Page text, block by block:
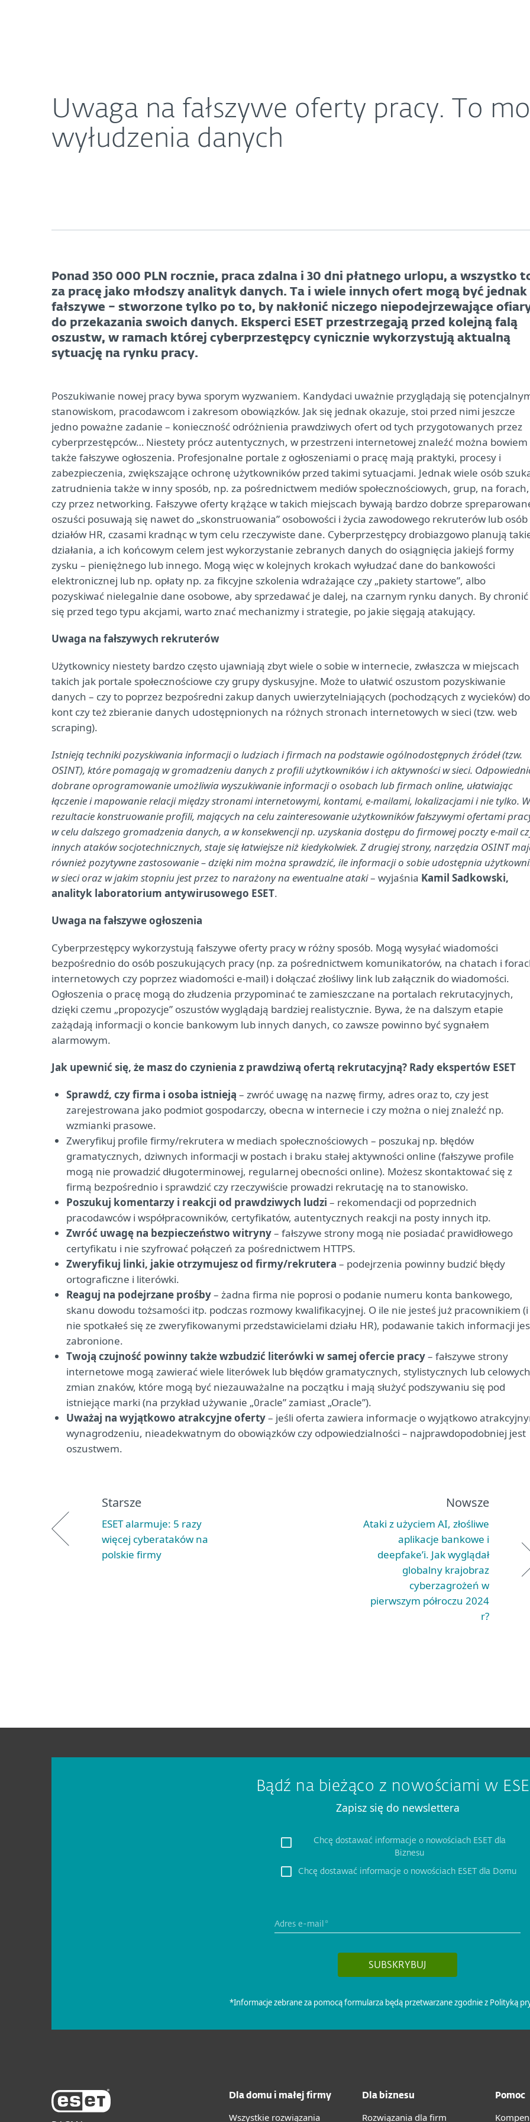
Uwaga na fałszywe oferty pracy. To
wyłudzenia danych
Ponad 350 000 PLN rocznie, praca zdalna i 30 dni płatnego urlopu, a wszystko
za pracę jako młodszy analityk danych. Ta i wiele innych ofert mogą być jednak
fałszywe – stworzone tylko po to, by nakłonić niczego niepodejrzewające
do przekazania swoich danych. Eksperci ESET przestrzegają przed kolejną falą
oszustw, w ramach której cyberprzestępcy cynicznie wykorzystują aktualną
sytuację na rynku pracy.
Poszukiwanie nowej pracy bywa sporym wyzwaniem. Kandydaci uważnie przyglądają się
stanowiskom, pracodawcom i zakresom obowiązków. Jak się jednak okazuje, stoi przed nimi jeszcze
jedno poważne zadanie – konieczność odróżnienia prawdziwych ofert od tych przygotowanych przez
cyberprzestępców… Niestety prócz autentycznych, w przestrzeni internetowej znaleźć można bowiem
także fałszywe ogłoszenia. Profesjonalne portale z ogłoszeniami o pracę mają praktyki, procesy i
zabezpieczenia, zwiększające ochronę użytkowników przed takimi sytuacjami. Jednak wiele osób
zatrudnienia także w inny sposób, np. za pośrednictwem mediów społecznościowych, grup, na forach,
czy przez networking. Fałszywe oferty krążące w takich miejscach bywają bardzo dobrze
oszuści posuwają się nawet do „skonstruowania” osobowości i życia zawodowego rekruterów lub osób
działów HR, czasami kradnąc w tym celu rzeczywiste dane. Cyberprzestępcy drobiazgowo planują
działania, a ich końcowym celem jest wykorzystanie zebranych danych do osiągnięcia jakiejś formy
zysku – pieniężnego lub innego. Mogą więc w kolejnych krokach wyłudzać dane do bankowości
elektronicznej lub np. opłaty np. za fikcyjne szkolenia wdrażające czy „pakiety startowe”, albo
pozyskiwać nielegalnie dane osobowe, aby sprzedawać je dalej, na czarnym rynku danych. By chronić
się przed tego typu akcjami, warto znać mechanizmy i strategie, po jakie sięgają atakujący.
Uwaga na fałszywych rekruterów
Użytkownicy niestety bardzo często ujawniają zbyt wiele o sobie w internecie, zwłaszcza w miejscach
takich jak portale społecznościowe czy grupy dyskusyjne. Może to ułatwić oszustom pozyskiwanie
danych – czy to poprzez bezpośredni zakup danych uwierzytelniających (pochodzących z wycieków) do
kont czy też zbieranie danych udostępnionych na różnych stronach internetowych w sieci (tzw. web
scraping).
Istnieją techniki pozyskiwania informacji o ludziach i firmach na podstawie ogólnodostępnych źródeł (tzw.
OSINT), które pomagają w gromadzeniu danych z profili użytkowników i ich aktywności w sieci.
dobrane oprogramowanie umożliwia wyszukiwanie informacji o osobach lub firmach online, ułatwiając
łączenie i mapowanie relacji między stronami internetowymi, kontami, e-mailami, lokalizacjami i nie tylko. W
rezultacie konstruowanie profili, mających na celu zainteresowanie użytkowników fałszywymi ofertami
w celu dalszego gromadzenia danych, a w konsekwencji np. uzyskania dostępu do firmowej poczty e-mail
innych ataków socjotechnicznych, staje się łatwiejsze niż kiedykolwiek. Z drugiej strony, narzędzia OSINT
również pozytywne zastosowanie – dzięki nim można sprawdzić, ile informacji o sobie udostępnia
w sieci oraz w jakim stopniu jest przez to narażony na ewentualne ataki– wyjaśnia Kamil Sadkowski,
analityk laboratorium antywirusowego ESET.
Uwaga na fałszywe ogłoszenia
Cyberprzestępcy wykorzystują fałszywe oferty pracy w różny sposób. Mogą wysyłać wiadomości
bezpośrednio do osób poszukujących pracy (np. za pośrednictwem komunikatorów, na chatach i
internetowych czy poprzez wiadomości e-mail) i dołączać złośliwy link lub załącznik do wiadomości.
Ogłoszenia o pracę mogą do złudzenia przypominać te zamieszczane na portalach rekrutacyjnych,
dzięki czemu „propozycje” oszustów wyglądają bardziej realistycznie. Bywa, że na dalszym etapie
zażądają informacji o koncie bankowym lub innych danych, co zawsze powinno być sygnałem
alarmowym.
Jak upewnić się, że masz do czynienia z prawdziwą ofertą rekrutacyjną? Rady ekspertów ESET
Sprawdź, czy firma i osoba istnieją – zwróć uwagę na nazwę firmy, adres oraz to, czy jest
zarejestrowana jako podmiot gospodarczy, obecna w internecie i czy można o niej znaleźć np.
wzmianki prasowe.
Zweryfikuj profile firmy/rekrutera w mediach społecznościowych – poszukaj np. błędów
gramatycznych, dziwnych informacji w postach i braku stałej aktywności online (fałszywe profile
mogą nie prowadzić długoterminowej, regularnej obecności online). Możesz skontaktować się z
firmą bezpośrednio i sprawdzić czy rzeczywiście prowadzi rekrutację na to stanowisko.
Poszukuj komentarzy i reakcji od prawdziwych ludzi – rekomendacji od poprzednich
pracodawców i współpracowników, certyfikatów, autentycznych reakcji na posty innych itp.
Zwróć uwagę na bezpieczeństwo witryny– fałszywe strony mogą nie posiadać prawidłowego
certyfikatu i nie szyfrować połączeń za pośrednictwem HTTPS.
Zweryfikuj linki, jakie otrzymujesz od firmy/rekrutera – podejrzenia powinny budzić błędy
ortograficzne i literówki.
Reaguj na podejrzane prośby– żadna firma nie poprosi o podanie numeru konta bankowego,
skanu dowodu tożsamości itp. podczas rozmowy kwalifikacyjnej. O ile nie jesteś już pracownikiem (i
nie spotkałeś się ze zweryfikowanymi przedstawicielami działu HR), podawanie takich informacji
zabronione.
Twoją czujność powinny także wzbudzić literówki w samej ofercie pracy– fałszywe strony
internetowe mogą zawierać wiele literówek lub błędów gramatycznych, stylistycznych lub celowych
zmian znaków, które mogą być niezauważalne na początku i mają służyć podszywaniu się pod
istniejące marki (na przykład używanie „0racle” zamiast „Oracle”).
Uważaj na wyjątkowo atrakcyjne oferty– jeśli oferta zawiera informacje o wyjątkowo
wynagrodzeniu, nieadekwatnym do obowiązków czy odpowiedzialności – najprawdopodobniej jest
oszustwem.
Starsze
ESET alarmuje: 5 razy
więcej cyberataków na
polskie firmy
Nowsze
Ataki z użyciem AI, złośliwe
aplikacje bankowe i
deepfake’i. Jak wyglądał
globalny krajobraz
cyberzagrożeń w
pierwszym półroczu 2024
r?
Dla domu i małej firmy
Wszystkie rozwiązania
Dla biznesu
Rozwiązania dla firm
Pomoc